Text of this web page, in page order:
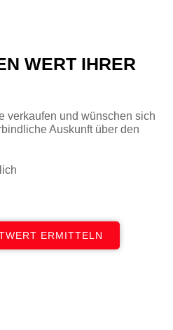
WERT IHRER
verkaufen und wünschen sich
Auskunft über den
ERMITTELN